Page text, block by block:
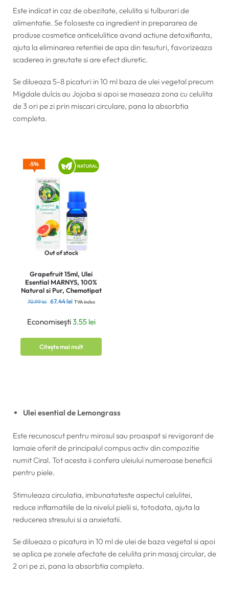
Este indicat in caz de obezitate, celulita si tulburari de
alimentatie. Se foloseste ca ingredient in prepararea de
produse cosmetice anticelulitice avand actiune detoxifianta,
ajuta la eliminarea retentiei de apa din tesuturi, favorizeaza
scaderea in greutate si are efect diuretic.
Se dilueaza 5-8 picaturi in 10 ml baza de ulei vegetal precum
Migdale dulcis au Jojoba si apoi se maseaza zona cu celulita
de 3 ori pe zi prin miscari circulare, pana la absorbtia
completa.
Out of stock
5%
Grapefruit 15ml, Ulei
Esential MARNYS, 100%
Natural si Pur, Chemotipat
70.99lei 67.44lei TVA inclus
Economisești3.55 lei
Citește mai mult
Ulei esential de Lemongrass
Este recunoscut pentru mirosul sau proaspat si revigorant de
lamaie oferit de principalul compus activ din compozitie
numit Ciral. Tot acesta ii confera uleiului numeroase beneficii
pentru piele.
Stimuleaza circulatia, imbunatateste aspectul celulitei,
reduce inflamatiile de la nivelul pielii si, totodata, ajuta la
reducerea stresului si a anxietatii.
Se dilueaza o picatura in 10 ml de ulei de baza vegetal si apoi
se aplica pe zonele afectate de celulita prin masaj circular, de
2 ori pe zi, pana la absorbtia completa.